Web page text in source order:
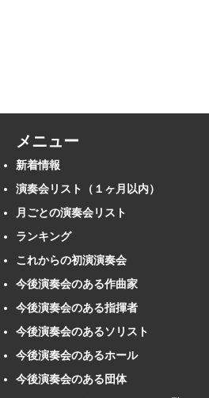
メニュー
新着情報
演奏会リスト（１ヶ月以内）
月ごとの演奏会リスト
ランキング
これからの初演演奏会
今後演奏会のある作曲家
今後演奏会のある指揮者
今後演奏会のあるソリスト
今後演奏会のあるホール
今後演奏会のある団体